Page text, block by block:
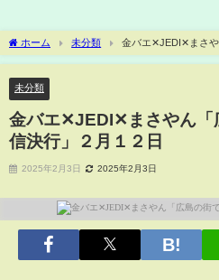
ホーム 未分類
金バエ✕JEDI✕まさ
月１２日
未分類
金バエ✕JEDI✕まさやん「
信決行」２月１２日
2025年2月3日 2025年2月3日